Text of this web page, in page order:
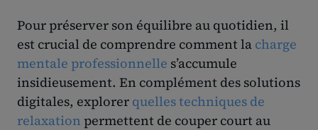
Pour préserver son équilibre au quotidien, il
est crucial de comprendre comment la charge
mentale professionnelle s’accumule
insidieusement. En complément des solutions
digitales, explorer quelles techniques de
relaxation permettent de couper court au